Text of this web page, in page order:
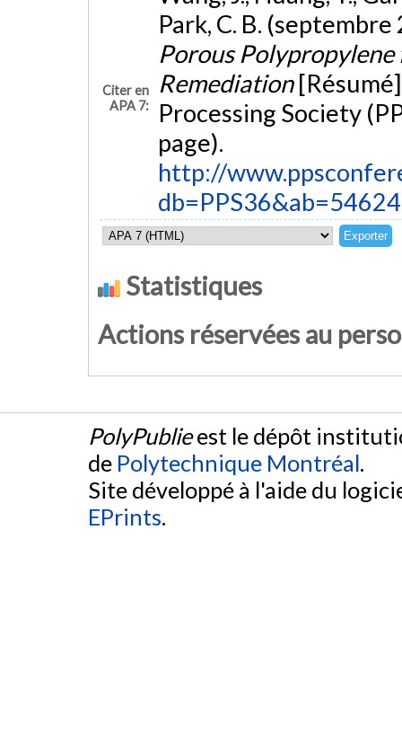
Citer en
APA 7:
Park, C. B.
Porous
Remediation
Processing Society
page).
http://
Statistiques
Actions réservées au
PolyPublieest le dépôt
de Polytechnique Montréal.
Site développé à l'aide du
EPrints.